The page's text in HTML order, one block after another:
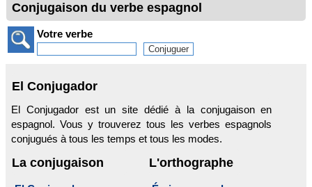
Conjugaison du verbe espagnol
Votre verbe
El Conjugador
El Conjugador est un site dédié à la conjugaison en
espagnol. Vous y trouverez tous les verbes espagnols
conjugués à tous les temps et tous les modes.
La conjugaison L'orthographe